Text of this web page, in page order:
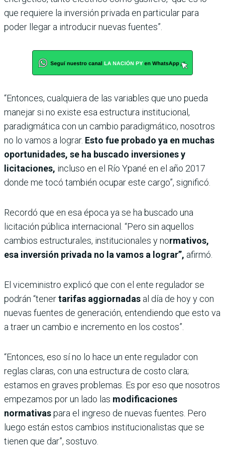
que requiere la inversión privada en particular para
poder llegar a introducir nuevas fuentes”.
“Entonces, cualquiera de las variables que uno pueda
manejar si no existe esa estructura institucional,
paradigmática con un cambio paradigmático, nosotros
no lo vamos a lograr. Esto fue probado ya en muchas
oportunidades, se ha buscado inversiones y
licitaciones, incluso en el Río Ypané en el año 2017
donde me tocó también ocupar este cargo”, significó.
Recordó que en esa época ya se ha buscado una
licitación pública internacional. “Pero sin aquellos
cambios estructurales, institucionales y normativos,
esa inversión privada no la vamos a lograr”, afirmó.
El viceministro explicó que con el ente regulador se
podrán “tenertarifas aggiornadas al día de hoy y con
nuevas fuentes de generación, entendiendo que esto va
a traer un cambio e incremento en los costos”.
“Entonces, eso sí no lo hace un ente regulador con
reglas claras, con una estructura de costo clara;
estamos en graves problemas. Es por eso que nosotros
empezamos por un lado las modificaciones
normativaspara el ingreso de nuevas fuentes. Pero
luego están estos cambios institucionalistas que se
tienen que dar”, sostuvo.